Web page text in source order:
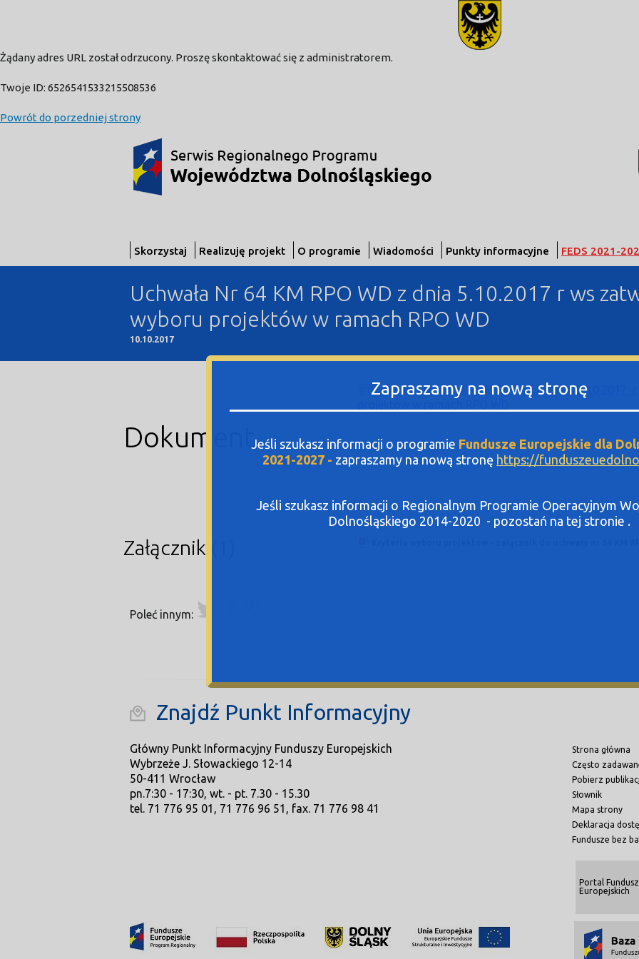
Żądany adres URL został odrzucony. Proszę skontaktować się z administratorem.
Twoje ID: 6526541533215508536
Powrót do porzedniej strony
Skorzystaj Realizuję projekt O programie Wiadomości Punkty informacyjne FEDS 2021-
Uchwała Nr 64 KM RPO WD z dnia 5.10.2017 r ws
wyboru projektów w ramach RPO WD
10.10.2017
Dokument
Uchwała Nr 64 KM RPO WD z dnia 5.10.2017
Załączniki(1)
Poleć innym:
Znajdź Punkt Informacyjny
Główny Punkt Informacyjny Funduszy Europejskich
Wybrzeże J. Słowackiego 12-14
50-411 Wrocław
pn.7:30 - 17:30, wt. - pt. 7.30 - 15.30
tel. 71 776 95 01, 71 776 96 51, fax. 71 776 98 41
Strona główna
Często
Pobierz
Słownik
Mapa strony
Deklaracja
Fundusze bez
Portal
Europejskich
modal-check
Zapraszamy na nową stronę
Jeśli szukasz informacji o programie Fundusze Europejskie dla
2021-2027 - zapraszamy na nową stronę https://
Jeśli szukasz informacji o Regionalnym Programie Operacyjnym
Dolnośląskiego 2014-2020 - pozostań na tej stronie .